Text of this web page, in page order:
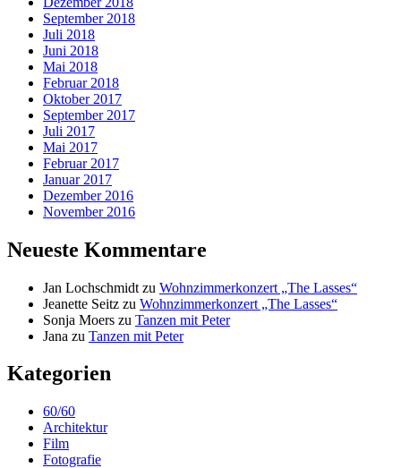
September 2018
Juli 2018
Juni 2018
Mai 2018
Februar 2018
Oktober 2017
September 2017
Juli 2017
Mai 2017
Februar 2017
Januar 2017
Dezember 2016
November 2016
Neueste Kommentare
Jan Lochschmidt zu Wohnzimmerkonzert „The Lasses“
Jeanette Seitz zu Wohnzimmerkonzert „The Lasses“
Sonja Moers zu Tanzen mit Peter
Jana zu Tanzen mit Peter
Kategorien
60/60
Architektur
Film
Fotografie